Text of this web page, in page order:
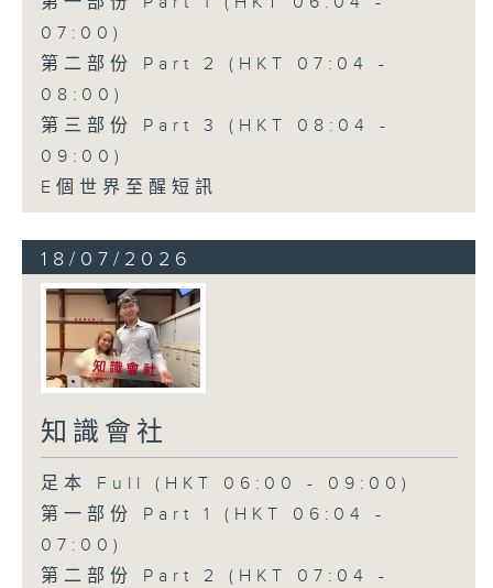
07:00)
第二部份 Part 2 (HKT 07:04 -
08:00)
第三部份 Part 3 (HKT 08:04 -
09:00)
E個世界至醒短訊
18/07/2026
知識會社
足本 Full (HKT 06:00 - 09:00)
第一部份 Part 1 (HKT 06:04 -
07:00)
第二部份 Part 2 (HKT 07:04 -